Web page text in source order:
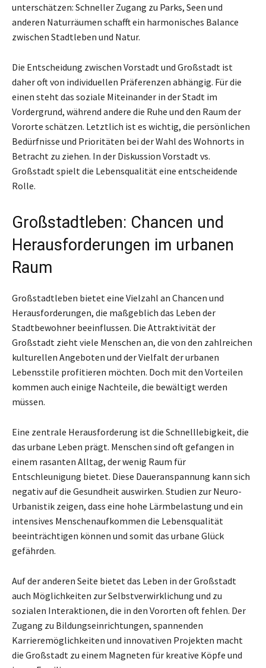
unterschätzen: Schneller Zugang zu Parks, Seen und
anderen Naturräumen schafft ein harmonisches Balance
zwischen Stadtleben und Natur.
Die Entscheidung zwischen Vorstadt und Großstadt ist
daher oft von individuellen Präferenzen abhängig. Für die
einen steht das soziale Miteinander in der Stadt im
Vordergrund, während andere die Ruhe und den Raum der
Vororte schätzen. Letztlich ist es wichtig, die persönlichen
Bedürfnisse und Prioritäten bei der Wahl des Wohnorts in
Betracht zu ziehen. In der Diskussion Vorstadt vs.
Großstadt spielt die Lebensqualität eine entscheidende
Rolle.
Großstadtleben: Chancen und
Herausforderungen im urbanen
Raum
Großstadtleben bietet eine Vielzahl an Chancen und
Herausforderungen, die maßgeblich das Leben der
Stadtbewohner beeinflussen. Die Attraktivität der
Großstadt zieht viele Menschen an, die von den zahlreichen
kulturellen Angeboten und der Vielfalt der urbanen
Lebensstile profitieren möchten. Doch mit den Vorteilen
kommen auch einige Nachteile, die bewältigt werden
müssen.
Eine zentrale Herausforderung ist die Schnelllebigkeit, die
das urbane Leben prägt. Menschen sind oft gefangen in
einem rasanten Alltag, der wenig Raum für
Entschleunigung bietet. Diese Daueranspannung kann sich
negativ auf die Gesundheit auswirken. Studien zur Neuro-
Urbanistik zeigen, dass eine hohe Lärmbelastung und ein
intensives Menschenaufkommen die Lebensqualität
beeinträchtigen können und somit das urbane Glück
gefährden.
Auf der anderen Seite bietet das Leben in der Großstadt
auch Möglichkeiten zur Selbstverwirklichung und zu
sozialen Interaktionen, die in den Vororten oft fehlen. Der
Zugang zu Bildungseinrichtungen, spannenden
Karrieremöglichkeiten und innovativen Projekten macht
die Großstadt zu einem Magneten für kreative Köpfe und